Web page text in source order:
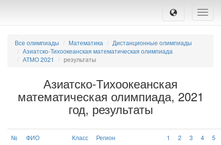
Toggle
Все олимпиады Математика
Дистанционные олимпиады
Азиатско-Тихоокеанская математическая олимпиада
АТМО 2021
результаты
Азиатско-Тихоокеанская
математическая олимпиада, 2021
год, результаты
№ ФИО Класс Регион 1 2 3 4
5